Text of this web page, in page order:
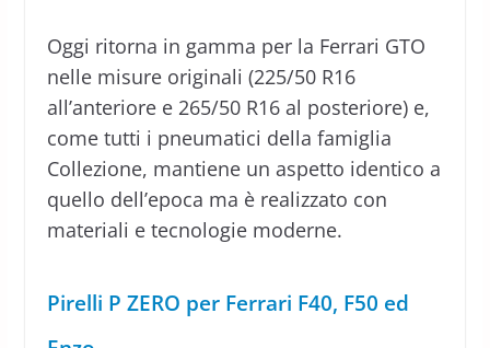
Oggi ritorna in gamma per la Ferrari GTO
nelle misure originali (225/50 R16
all’anteriore e 265/50 R16 al posteriore) e,
come tutti i pneumatici della famiglia
Collezione, mantiene un aspetto identico a
quello dell’epoca ma è realizzato con
materiali e tecnologie moderne.
Pirelli P ZERO per Ferrari F40, F50 ed